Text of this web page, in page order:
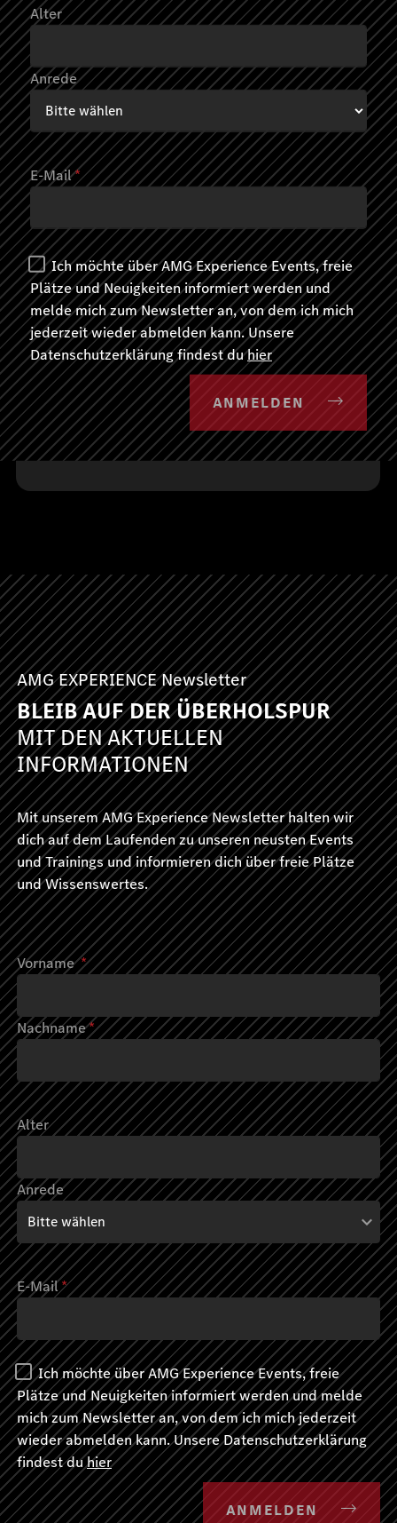
AMG EXPERIENCE ON ROAD
Track meets Road
Immendingen
Donaueschingen, Deutschland
2 Tage
3.390,00
September 2026
Alter
Anrede
E-Mail*
Ich möchte über AMG Experience Events, freie
Plätze und Neuigkeiten informiert werden und
melde mich zum Newsletter an, von dem ich mich
jederzeit wieder abmelden kann. Unsere
Datenschutzerklärung findest duhier
ANMELDEN
AMG EXPERIENCE Newsletter
BLEIB AUF DER ÜBERHOLSPUR
MIT DEN AKTUELLEN
INFORMATIONEN
Mit unserem AMG Experience Newsletter halten wir
dich auf dem Laufenden zu unseren neusten Events
und Trainings und informieren dich über freie Plätze
und Wissenswertes.
Vorname*
Nachname*
Alter
Anrede
E-Mail*
Ich möchte über AMG Experience Events, freie
Plätze und Neuigkeiten informiert werden und melde
mich zum Newsletter an, von dem ich mich jederzeit
wieder abmelden kann. Unsere Datenschutzerklärung
findest duhier
ANMELDEN